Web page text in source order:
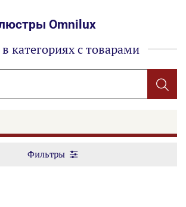
Omnilux
категориях с товарами
Фильтры